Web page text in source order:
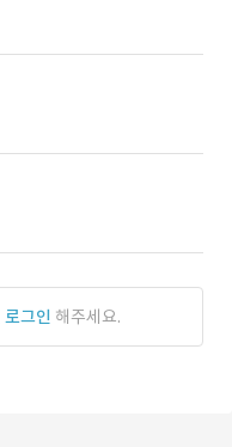
로그인 해주세요.